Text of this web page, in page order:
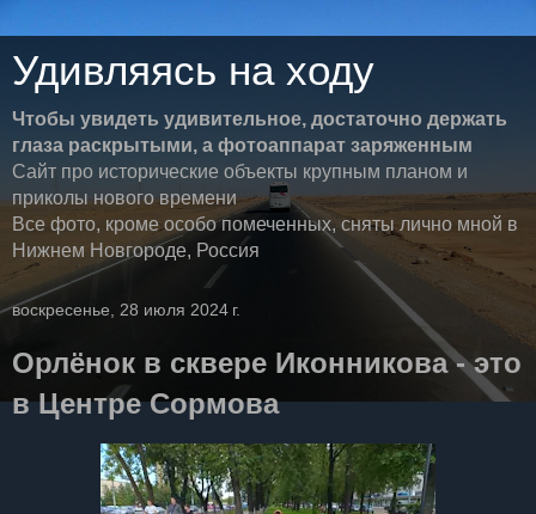
Удивляясь на ходу
Чтобы увидеть удивительное, достаточно держать
глаза раскрытыми, а фотоаппарат заряженным
Сайт про исторические объекты крупным планом и
приколы нового времени
Все фото, кроме особо помеченных, сняты лично мной в
Нижнем Новгороде, Россия
воскресенье, 28 июля 2024 г.
Орлёнок в сквере Иконникова - это
в Центре Сормова